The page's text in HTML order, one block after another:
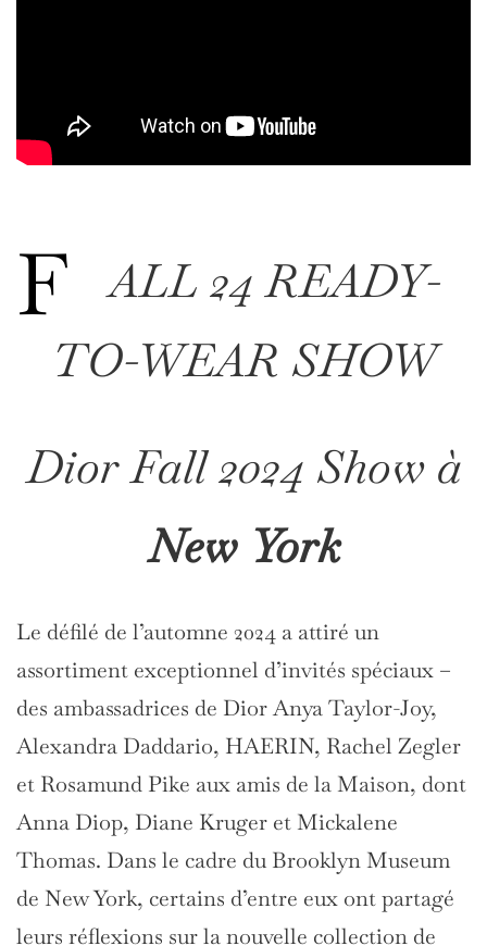
F
ALL 24 READY-
TO-WEAR SHOW
Dior Fall 2024 Show à
New York
Le défilé de l’automne 2024 a attiré un
assortiment exceptionnel d’invités spéciaux –
des ambassadrices de Dior Anya Taylor-Joy,
Alexandra Daddario, HAERIN, Rachel Zegler
et Rosamund Pike aux amis de la Maison, dont
Anna Diop, Diane Kruger et Mickalene
Thomas. Dans le cadre du Brooklyn Museum
de New York, certains d’entre eux ont partagé
leurs réflexions sur la nouvelle collection de